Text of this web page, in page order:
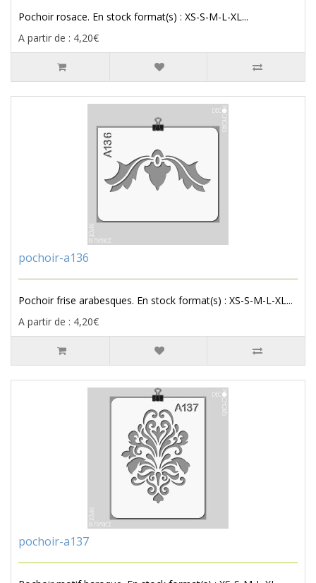
Pochoir rosace. En stock format(s) : XS-S-M-L-XL...
A partir de : 4,20€
pochoir-a136
Pochoir frise arabesques. En stock format(s) : XS-S-M-L-XL...
A partir de : 4,20€
pochoir-a137